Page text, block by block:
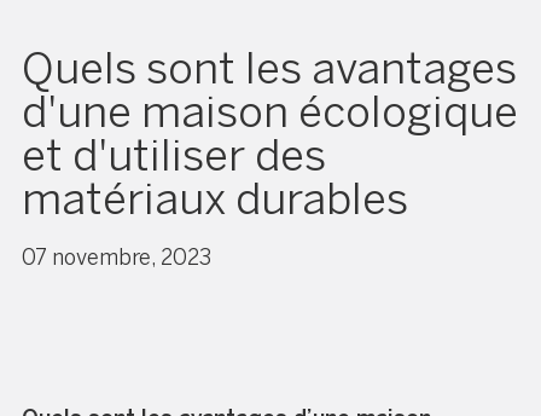
Quels sont les avantages
d'une maison écologique
et d'utiliser des
matériaux durables
07 novembre, 2023